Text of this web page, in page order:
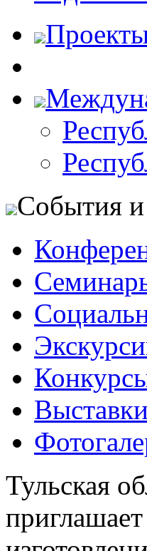
События
Выставки
Тульская